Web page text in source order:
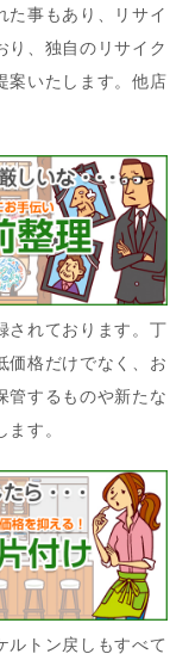
た事もあり、リサイ
り、独自のリサイク
案いたします。他店
されております。丁
価格だけでなく、お
管するものや新たな
す。
ルトン戻しもすべて